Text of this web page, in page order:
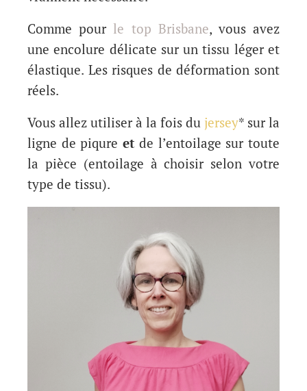
Comme pour le top Brisbane, vous avez
une encolure délicate sur un tissu léger et
élastique. Les risques de déformation sont
réels.
Vous allez utiliser à la fois du jersey* sur la
ligne de piqure etde l’entoilage sur toute
la pièce (entoilage à choisir selon votre
type de tissu).